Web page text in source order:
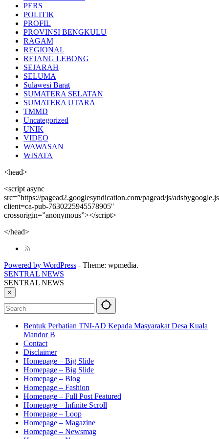
PERS
POLITIK
PROFIL
PROVINSI BENGKULU
RAGAM
REGIONAL
REJANG LEBONG
SEJARAH
SELUMA
Sulawesi Barat
SUMATERA SELATAN
SUMATERA UTARA
TMMD
Uncategorized
UNIK
VIDEO
WAWASAN
WISATA
<head>
<script async
src=”https://pagead2.googlesyndication.com/pagead/js/
client=ca-pub-7630225945578905″
crossorigin=”anonymous”></script>
</head>
Powered by WordPress - Theme: wpmedia.
SENTRAL NEWS
SENTRAL NEWS
×
Bentuk Perhatian TNI-AD Kepada Masyarakat Desa Kuala
Mandor B
Contact
Disclaimer
Homepage – Big Slide
Homepage – Big Slide
Homepage – Blog
Homepage – Fashion
Homepage – Full Post Featured
Homepage – Infinite Scroll
Homepage – Loop
Homepage – Magazine
Homepage – Newsmag